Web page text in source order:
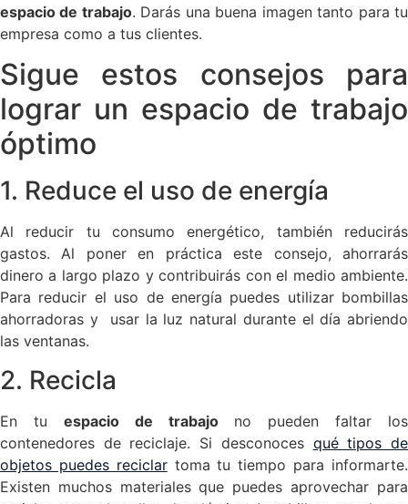
espacio de trabajo. Darás una buena imagen tanto para tu
empresa como a tus clientes.
Sigue estos consejos para
lograr un espacio de trabajo
óptimo
1. Reduce el uso de energía
Al reducir tu consumo energético, también reducirás
gastos. Al poner en práctica este consejo, ahorrarás
dinero a largo plazo y contribuirás con el medio ambiente.
Para reducir el uso de energía puedes utilizar bombillas
ahorradoras y usar la luz natural durante el día abriendo
las ventanas.
2. Recicla
En tu espacio de trabajono pueden faltar los
contenedores de reciclaje. Si desconoces qué tipos de
objetos puedes reciclartoma tu tiempo para informarte.
Existen muchos materiales que puedes aprovechar para